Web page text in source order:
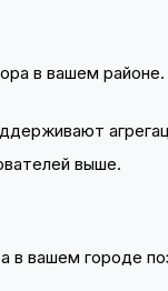
в вашем
выше.
вашем городе